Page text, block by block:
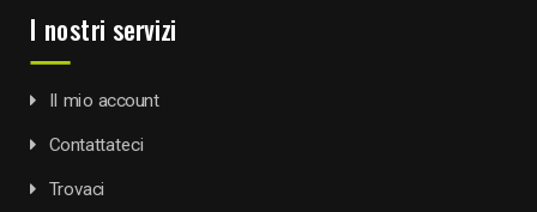
I nostri servizi
Il mio account
Contattateci
Trovaci